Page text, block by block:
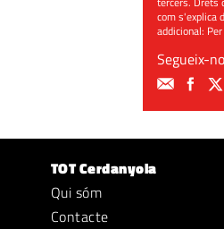
com s'explica
addicional:
Segueix-
TOT Cerdanyola
Qui sóm
Contacte